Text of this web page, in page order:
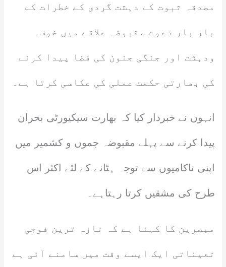
مصدقہ ثبوت کے دہشت گردی کے خطرات کے
بار بار دعوے مقبوضہ علاقے میں خوف
ودہشت اور جنگی جنون کی فضا پیدا کرنے
کی بھارتی حکمت عملی کی عکاسی کرتا ہے۔
انہوں نے خبردار کیا کہ بھارت سیکیورٹی بحران
پیدا کرنے سے پہلے مقبوضہ جموں و کشمیر میں
اپنی ناکامیوں سے توجہ ہٹانے کے لئے اکثر اس
طرح کی مشقیں کرتا رہتاہے۔
مبصرین کا کہنا ہے کہ تازہ ترین فوجی
تعیناتی ایک ایسے وقت میں سامنے آئی ہے